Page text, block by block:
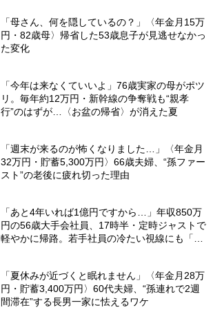
「母さん、何を隠しているの？」〈年金月15万
円・82歳母〉帰省した53歳息子が見逃せなかっ
た変化
「今年は来なくていいよ」76歳実家の母がポツ
リ。毎年約12万円・新幹線の争奪戦も“親孝
行”のはずが…〈お盆の帰省〉が消えた夏
「週末が来るのが怖くなりました…」〈年金月
32万円・貯蓄5,300万円〉66歳夫婦、“孫ファー
スト”の老後に疲れ切った理由
「あと4年いれば1億円ですから…」年収850万
円の56歳大手会社員、17時半・定時ジャストで
軽やかに帰路。若手社員の冷たい視線にも「だ
「夏休みが近づくと眠れません」〈年金月28万
円・貯蓄3,400万円〉60代夫婦、“孫連れで2週
間滞在”する長男一家に怯えるワケ